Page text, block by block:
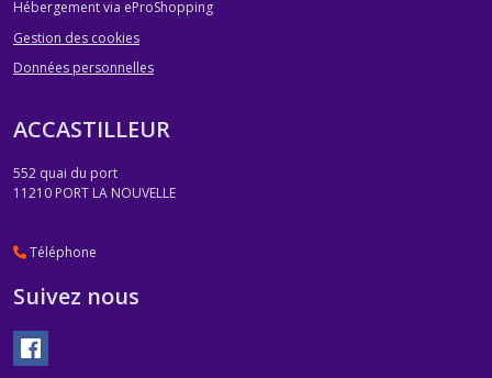
Hébergement via eProShopping
Gestion des cookies
Données personnelles
ACCASTILLEUR
552 quai du port
11210 PORT LA NOUVELLE
Téléphone
Suivez nous